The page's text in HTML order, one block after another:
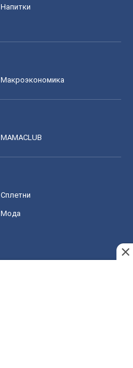
Напитки
Mакроэкономика
MAMACLUB
Сплетни
Мода